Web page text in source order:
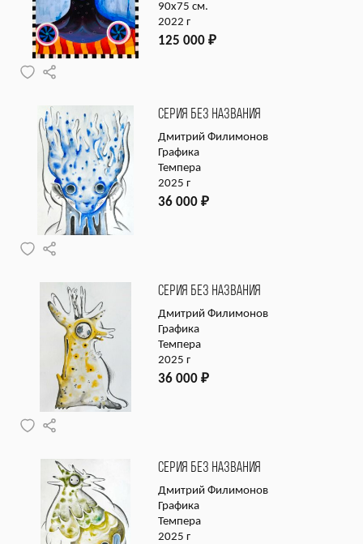
90х75 см.
2022 г
125 000 ₽
СЕРИЯ БЕЗ НАЗВАНИЯ
Дмитрий Филимонов
Графика
Темпера
2025 г
36 000 ₽
СЕРИЯ БЕЗ НАЗВАНИЯ
Дмитрий Филимонов
Графика
Темпера
2025 г
36 000 ₽
СЕРИЯ БЕЗ НАЗВАНИЯ
Дмитрий Филимонов
Графика
Темпера
2025 г